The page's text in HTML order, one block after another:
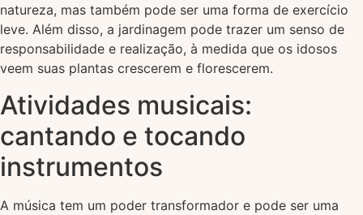
natureza, mas também pode ser uma forma de exercício
leve. Além disso, a jardinagem pode trazer um senso de
responsabilidade e realização, à medida que os idosos
veem suas plantas crescerem e florescerem.
Atividades musicais:
cantando e tocando
instrumentos
A música tem um poder transformador e pode ser uma